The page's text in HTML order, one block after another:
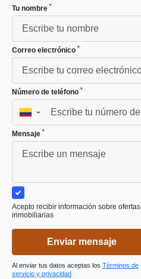
Tu nombre *
Correo electrónico *
Número de teléfono *
▼
Mensaje *
Acepto recibir información sobre ofertas
inmobiliarias
Enviar mensaje
Al enviar tus datos aceptas los Términos de
servicio y privacidad